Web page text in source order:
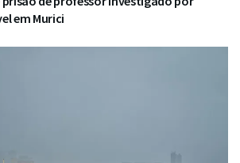
em Murici